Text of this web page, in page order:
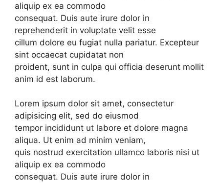
aliquip ex ea commodo
consequat. Duis aute irure dolor in
reprehenderit in voluptate velit esse
cillum dolore eu fugiat nulla pariatur. Excepteur
sint occaecat cupidatat non
proident, sunt in culpa qui officia deserunt mollit
anim id est laborum.
Lorem ipsum dolor sit amet, consectetur
adipisicing elit, sed do eiusmod
tempor incididunt ut labore et dolore magna
aliqua. Ut enim ad minim veniam,
quis nostrud exercitation ullamco laboris nisi ut
aliquip ex ea commodo
consequat. Duis aute irure dolor in